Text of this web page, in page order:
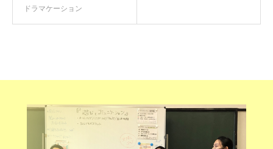
ドラマケーション